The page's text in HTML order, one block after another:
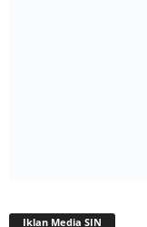
Iklan Media SIN